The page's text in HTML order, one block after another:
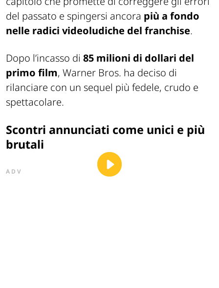
del passato e spingersi ancora più a fondo
nelle radici videoludiche del franchise.
Dopo l’incasso di 85 milioni di dollari del
primo film, Warner Bros. ha deciso di
rilanciare con un sequel più fedele, crudo e
spettacolare.
Scontri annunciati come unici e più
brutali
ADV